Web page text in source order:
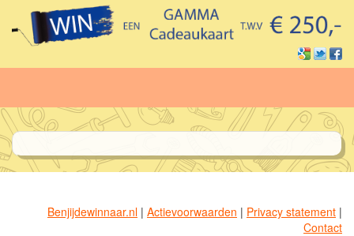
Benjijdewinnaar.nl | Actievoorwaarden | Privacy statement |
Contact